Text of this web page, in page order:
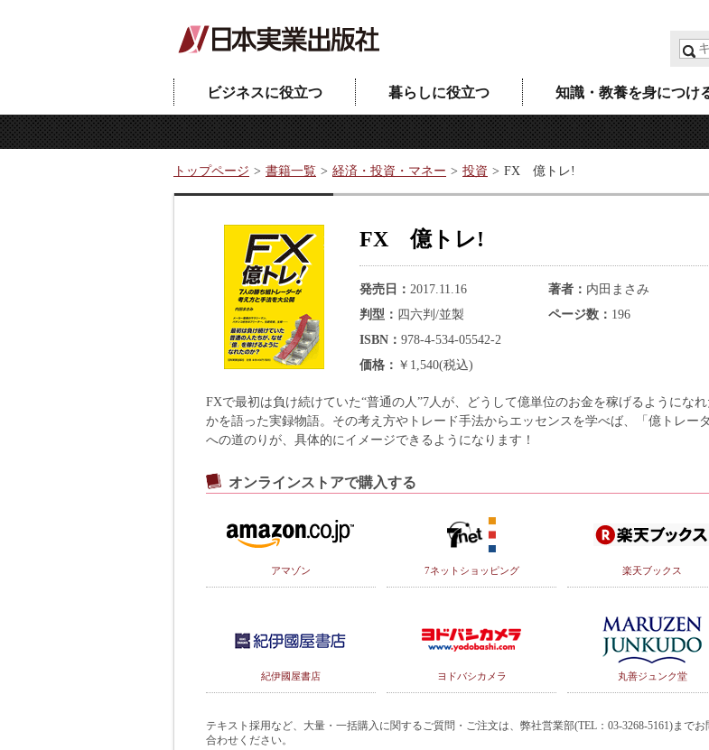
ビジネスに役立つ 暮らしに役立つ 知識・教養を身につけ
トップページ 書籍一覧 経済・投資・マネー 投資 FX 億トレ!
FX 億トレ!
発売日 2017.11.16 著者
内田まさみ
判型
四六判/並製 ページ数
196
ISBN
978-4-534-05542-2
価格
￥1,540(税込)
FXで最初は負け続けていた“普通の人”7人が、どうして億単位のお金を稼げるようにな
かを語った実録物語。その考え方やトレード手法からエッセンスを学べば、「億トレーダ
への道のりが、具体的にイメージできるようになります！
オンラインストアで購入する
アマゾン 7ネットショッピング 楽天ブックス
紀伊國屋書店 ヨドバシカメラ 丸善ジュンク堂
テキスト採用など、大量・一括購入に関するご質問・ご注文は、弊社営業部(TEL：03-3268-5161)までお
合わせください。